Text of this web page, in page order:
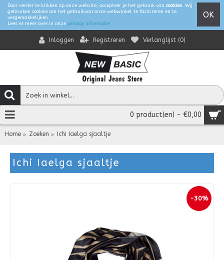
Door verder te klikken op onze website, accepteer je het gebruik van cookies. Wij
gebruiken cookies om het gebruikvan onze webwinkel te faciliteren en te
vergemakkelijken.
Lees er meer over in onze privacy informatie.
OK
Inloggen Registreren Verlanglijst (0)
0 product(en) - €0,00
Home Zoeken Ichi Iaelga sjaaltje
Ichi Iaelga sjaaltje
-30%